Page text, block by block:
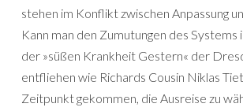
stehen im Konflikt zwischen Anpassung
Kann man den Zumutungen des Systems
der »süßen Krankheit Gestern« der
entfliehen wie Richards Cousin Niklas
Zeitpunkt gekommen, die Ausreise zu